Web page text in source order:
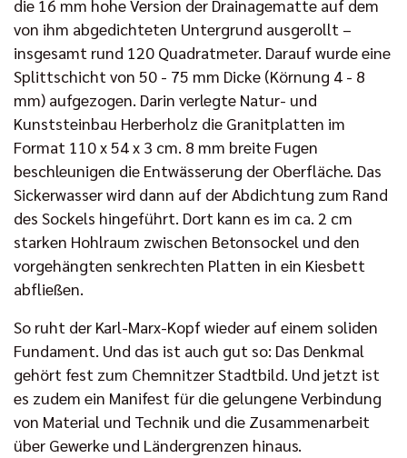
die 16 mm hohe Version der Drainagematte auf dem
von ihm abgedichteten Untergrund ausgerollt –
insgesamt rund 120 Quadratmeter. Darauf wurde eine
Splittschicht von 50 - 75 mm Dicke (Körnung 4 - 8
mm) aufgezogen. Darin verlegte Natur- und
Kunststeinbau Herberholz die Granitplatten im
Format 110 x 54 x 3 cm. 8 mm breite Fugen
beschleunigen die Entwässerung der Oberfläche. Das
Sickerwasser wird dann auf der Abdichtung zum Rand
des Sockels hingeführt. Dort kann es im ca. 2 cm
starken Hohlraum zwischen Betonsockel und den
vorgehängten senkrechten Platten in ein Kiesbett
abfließen.
So ruht der Karl-Marx-Kopf wieder auf einem soliden
Fundament. Und das ist auch gut so: Das Denkmal
gehört fest zum Chemnitzer Stadtbild. Und jetzt ist
es zudem ein Manifest für die gelungene Verbindung
von Material und Technik und die Zusammenarbeit
über Gewerke und Ländergrenzen hinaus.